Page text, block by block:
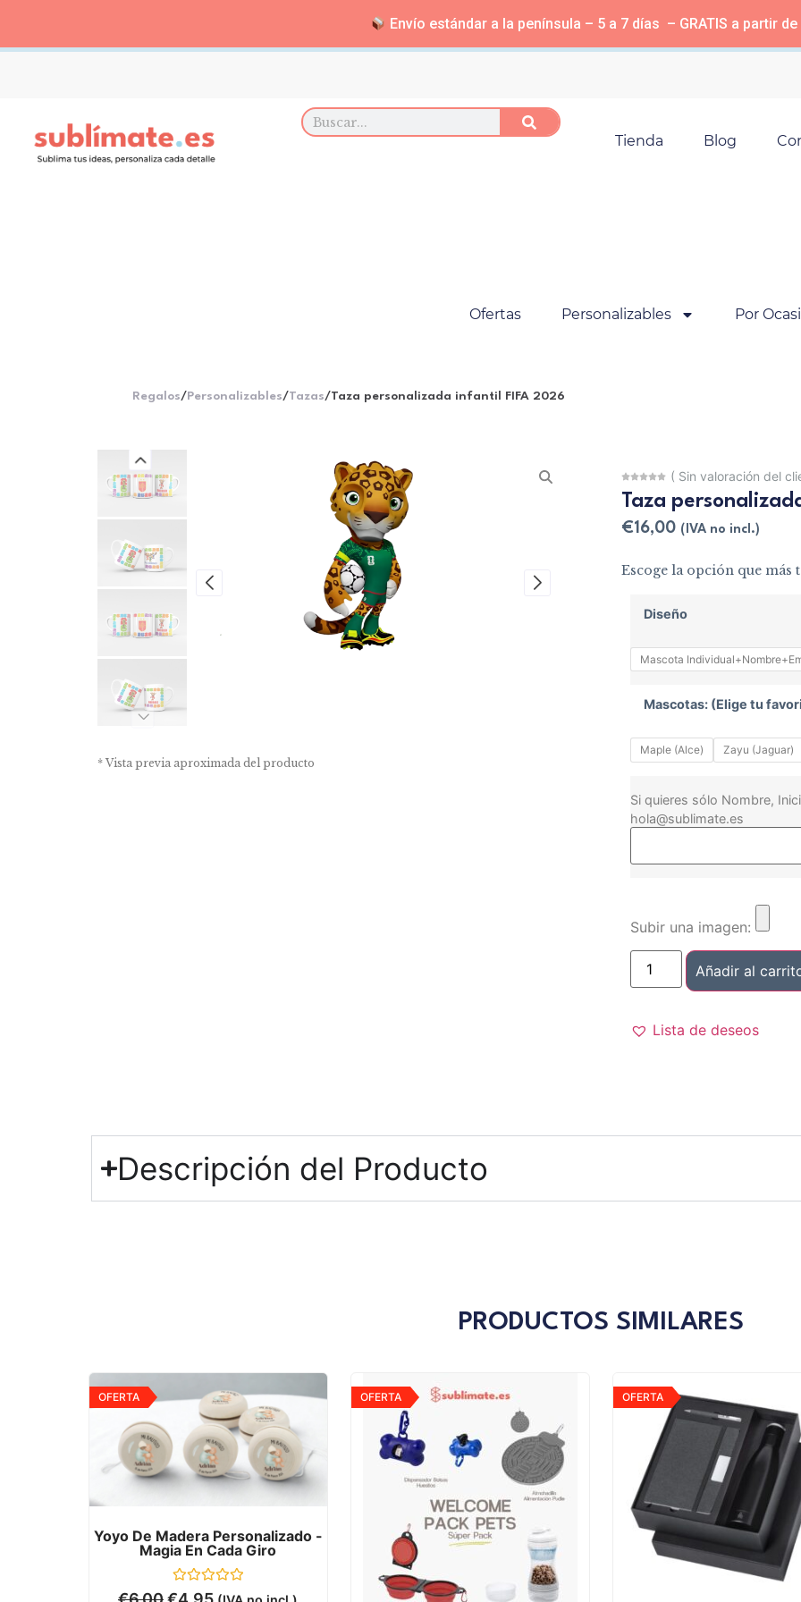
Envío estándar a la península – 5 a 7 días – GRATIS a partir
Tienda Blog
Ofertas Personalizables Por
Regalos/ Personalizables/Tazas/Taza personalizada infantil FIFA 2026
* Vista previa aproximada del producto
( Sin valoración del
Taza
€16,00 (IVA no incl.)
Escoge la opción que más
Diseño
Mascota
Mascotas: (Elige tu
Maple (Alce) Zayu (Jaguar)
Si quieres sólo Nombre,
hola@sublimate.es
Subir una imagen:
Añadir al
Lista de deseos
Descripción del Producto
PRODUCTOS SIMILARES
Yoyo De Madera Personalizado -
Magia En Cada Giro
Valorado
OFERTA OFERTA OFERTA